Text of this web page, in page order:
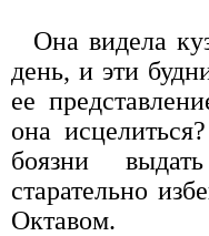
Она видела
день, и эти
ее
она
боязни
старательно
Октавом.